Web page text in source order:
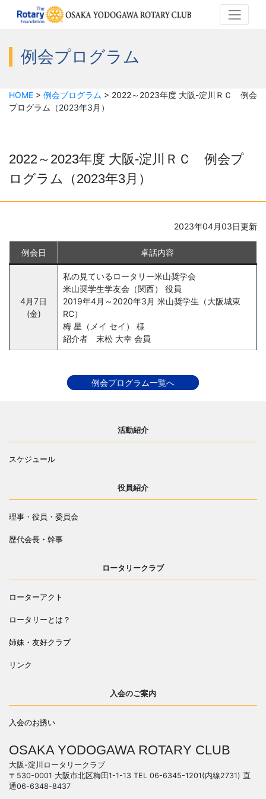
例会プログラム
HOME > 例会プログラム > 2022～2023年度 大阪-淀川ＲＣ 例会
プログラム（2023年3月）
2022～2023年度 大阪-淀川ＲＣ 例会プ
ログラム（2023年3月）
2023年04月03日更新
例会日 卓話内容
4月7日
(金)
私の見ているロータリー米山奨学会
米山奨学生学友会（関西） 役員
2019年4月～2020年3月 米山奨学生（大阪城東
RC）
梅 星（メイ セイ） 様
紹介者 末松 大幸 会員
例会プログラム一覧へ
活動紹介
スケジュール
役員紹介
理事・役員・委員会
歴代会長・幹事
ロータリークラブ
ローターアクト
ロータリーとは？
姉妹・友好クラブ
リンク
入会のご案内
入会のお誘い
OSAKA YODOGAWA ROTARY CLUB
大阪-淀川ロータリークラブ
〒530-0001 大阪市北区梅田1-1-13 TEL 06-6345-1201(内線2731) 直
通06-6348-8437